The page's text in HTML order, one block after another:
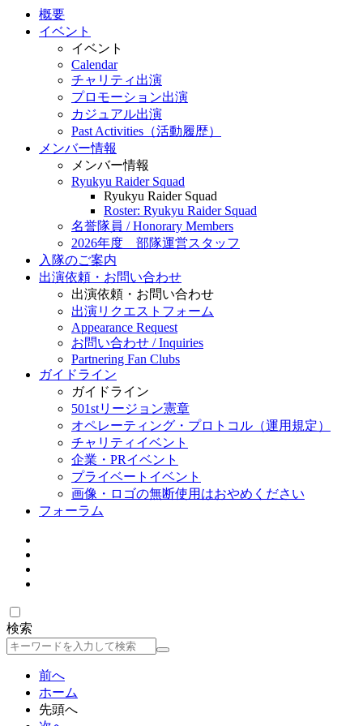
概要
イベント
イベント
Calendar
チャリティ出演
プロモーション出演
カジュアル出演
Past Activities（活動履歴）
メンバー情報
メンバー情報
Ryukyu Raider Squad
Ryukyu Raider Squad
Roster: Ryukyu Raider Squad
名誉隊員 / Honorary Members
2026年度 部隊運営スタッフ
入隊のご案内
出演依頼・お問い合わせ
出演依頼・お問い合わせ
出演リクエストフォーム
Appearance Request
お問い合わせ / Inquiries
Partnering Fan Clubs
ガイドライン
ガイドライン
501stリージョン憲章
オペレーティング・プロトコル（運用規定）
チャリティイベント
企業・PRイベント
プライベートイベント
画像・ロゴの無断使用はおやめください
フォーラム
検索
検
前へ
ホーム
先頭へ